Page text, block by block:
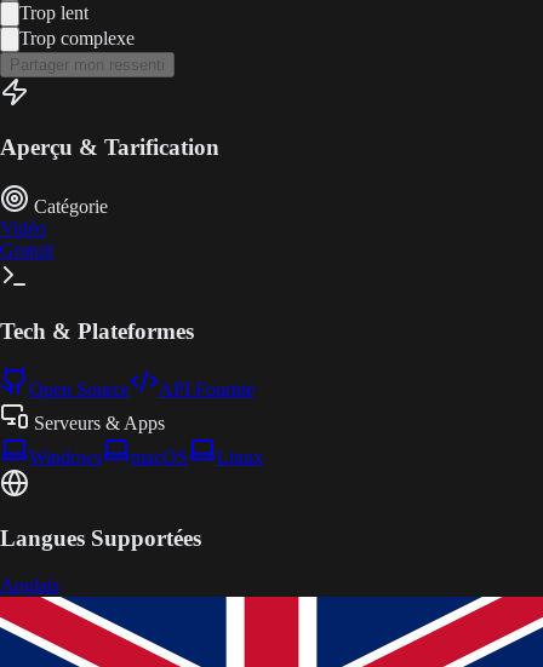
Trop lent
Trop complexe
Partager mon ressenti
Aperçu & Tarification
Catégorie
Vidéo
Gratuit
Tech & Plateformes
Open Source
API Fournie
Serveurs & Apps
Windows
macOS Linux
Langues Supportées
Anglais